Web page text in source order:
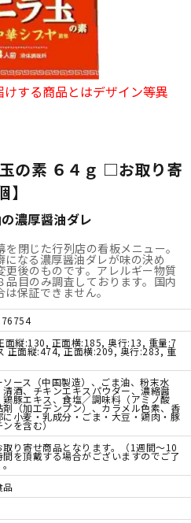
する商品とはデザイン等異
の素 ６４ｇ □お取り寄
濃厚醤油ダレ
閉じた行列店の看板メニュー。
なる濃厚醤油ダレが味の決め
後のものです。アレルギー物質
目のみ調査しております。国内
保証できません。
面縦:130, 正面横:185, 奥行:13, 重量:7
正面縦:474, 正面横:209, 奥行:283, 重
ソース（中国製造）、ごま油、粉末水
清酒、チキンエキスパウダー、濃縮醤
鶏豚エキス、食塩／調味料（アミノ酸
剤（加工デンプン）、カラメル色素、香
に小麦・乳成分・ごま・大豆・鶏肉・豚
ンを含む）
取り寄せ商品となります。（1週間～10
間を頂戴する場合がございますのでご了
。
品